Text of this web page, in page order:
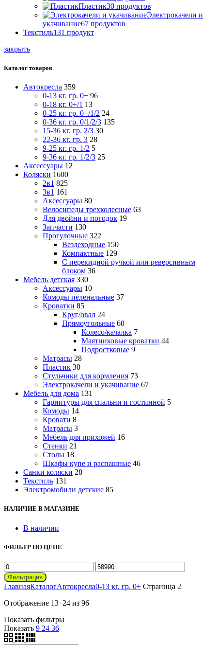
Пластик30 продуктов
Электрокачели и
укачивание67 продуктов
Текстиль131 продукт
закрыть
Каталог товаров
Автокресла 359
0-13 кг. гр. 0+ 96
0-18 кг. 0+/1 13
0-25 кг. гр. 0+/1/2 24
0-36 кг. гр. 0/1/2/3 135
15-36 кг. гр. 2/3 30
22-36 кг. гр. 3 28
9-25 кг. гр. 1/2 5
9-36 кг. гр. 1/2/3 25
Аксессуары 12
Коляски 1600
2в1 825
3в1 161
Аксессуары 80
Велосипеды трехколесные 63
Для двойни и погодок 19
Запчасти 130
Прогулочные 322
Вездеходные 150
Компактные 129
С перекидной ручкой или реверсивным
блоком 36
Мебель детская 330
Аксессуары 10
Комоды пеленальные 37
Кроватки 85
Круг/овал 24
Прямоугольные 60
Колесо/качалка 7
Маятниковые кроватки 44
Подростковые 9
Матрасы 28
Пластик 30
Стульчики для кормления 73
Электрокачели и укачивание 67
Мебель для дома 131
Гарнитуры для спальни и гостинной 5
Комоды 14
Кровати 8
Матрасы 3
Мебель для прихожей 16
Стенки 21
Столы 18
Шкафы купе и распашные 46
Санки коляски 28
Текстиль 131
Электромобили детские 85
НАЛИЧИЕ В МАГАЗИНЕ
В наличии
ФИЛЬТР ПО ЦЕНЕ
Минимальная
цена
Максимальная
цена
Фильтрация
ГлавнаяКаталогАвтокресла0-13 кг. гр. 0+ Страница 2
Отображение 13–24 из 96
Показать фильтры
Показать 9 24 36